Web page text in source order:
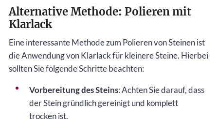
Alternative Methode: Polieren mit
Klarlack
Eine interessante Methode zum Polieren von Steinen ist
die Anwendung von Klarlack für kleinere Steine. Hierbei
sollten Sie folgende Schritte beachten:
Vorbereitung des Steins: Achten Sie darauf, dass
der Stein gründlich gereinigt und komplett
trocken ist.